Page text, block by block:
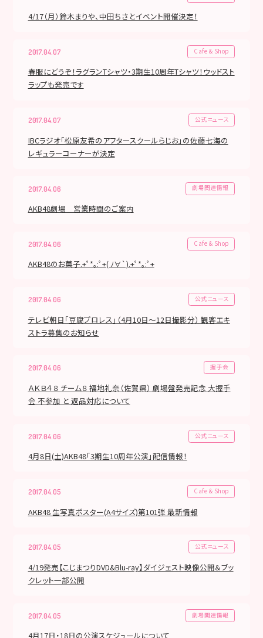
4/17（月）鈴木まりや、中田ちさとイベント開催決定！
2017.04.07 Cafe & Shop
春服にどうぞ！ラグランTシャツ・3期生10周年Tシャツ！ウッドスト
ラップも発売です
2017.04.07 公式ニュース
IBCラジオ「松原友希のアフタースクールらじお」の佐藤七海の
レギュラーコーナーが決定
2017.04.06 劇場関連情報
AKB48劇場 営業時間のご案内
2017.04.06 Cafe & Shop
AKB48のお菓子.+ﾟ*｡:ﾟ+( ﾉ∀`).+ﾟ*｡:ﾟ+
2017.04.06 公式ニュース
テレビ朝日「豆腐プロレス」（4月10日～12日撮影分） 観客エキ
ストラ募集のお知らせ
2017.04.06 握手会
ＡＫＢ４８ チーム８ 福地礼奈（佐賀県） 劇場盤発売記念 大握手
会 不参加 と 返品対応について
2017.04.06 公式ニュース
4月8日(土)AKB48「3期生10周年公演」配信情報！
2017.04.05 Cafe & Shop
AKB48 生写真ポスター(A4サイズ)第101弾 最新情報
2017.04.05 公式ニュース
4/19発売【こじまつりDVD&Blu-ray】ダイジェスト映像公開＆ブッ
クレット一部公開
2017.04.05 劇場関連情報
4月17日・18日の公演スケジュールについて